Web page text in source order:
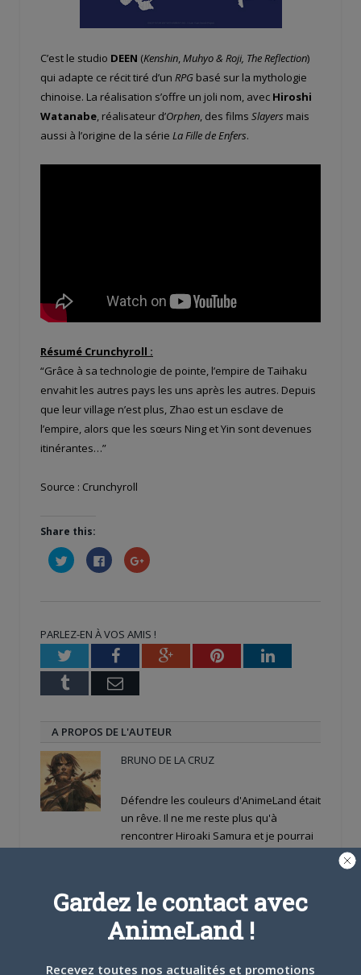
C’est le studio DEEN (Kenshin Muhyo & Roji, The Reflection)
qui adapte ce récit tiré d’un RPG basé sur la mythologie
chinoise. La réalisation s’offre un joli nom, avec Hiroshi
Watanabe , réalisateur d’Orphen , des films Slayers mais
aussi à l’origine de la série La Fille de Enfers.
Résumé Crunchyroll :
“Grâce à sa technologie de pointe, l’empire de Taihaku
envahit les autres pays les uns après les autres. Depuis
que leur village n’est plus, Zhao est un esclave de
l’empire, alors que les sœurs Ning et Yin sont devenues
itinérantes…”
Source : Crunchyroll
Share this:
Cliquez
pour
partager
fenêtre)
Cliquez
pour
partager
fenêtre)
Cliquez
pour
nouvelle
fenêtre)
PARLEZ-EN À VOS AMIS !
TwitterFacebookGoogle+PinterestLinkedIn
Tumblr Email
A PROPOS DE L'AUTEUR
BRUNO DE LA CRUZ
Défendre les couleurs d'AnimeLand était
un rêve. Il ne me reste plus qu'à
rencontrer Hiroaki Samura et je pourrai
ARTICLES LIÉS
Gardez le contact avec
AnimeLand !
Recevez toutes nos actualités et promotions